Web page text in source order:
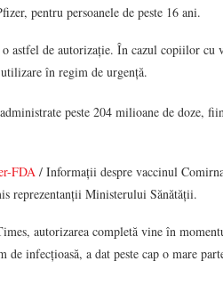
pentru persoanele de peste 16 ani.
astfel de autorizație. În cazul copiilor
în regim de urgență.
peste 204 milioane de doze,
FDA / Informații despre vaccinul
reprezentanții Ministerului Sănătății.
autorizarea completă vine în
infecțioasă, a dat peste cap o mare